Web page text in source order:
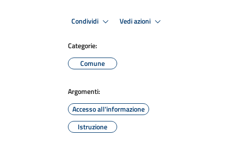
Condividi Vedi azioni
Categorie:
Comune
Argomenti:
Accesso all'informazione
Istruzione